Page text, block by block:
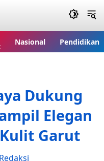
Nasional Pendidikan
Dukung
Elegan
Garut